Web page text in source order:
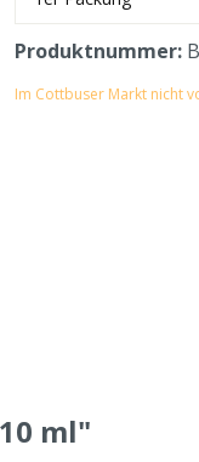
Produktnummer:
Im Cottbuser Markt nicht
ml"